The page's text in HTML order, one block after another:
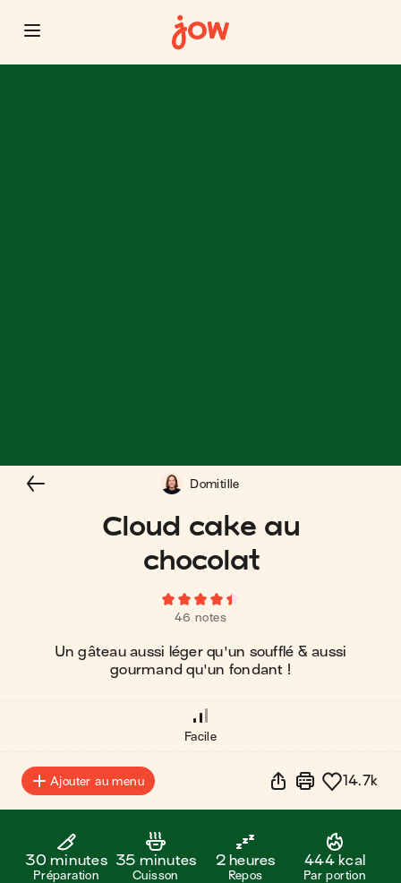
Cloud cake au
chocolat
46 notes
Un gâteau aussi léger qu'un soufflé & aussi
gourmand qu'un fondant !
Domitille
Facile
Ajouter au menu 14.7k
30 minutes
Préparation
35 minutes
Cuisson
2 heures
Repos
444 kcal
Par portion